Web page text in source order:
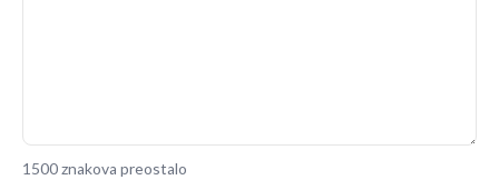
1500 znakova preostalo